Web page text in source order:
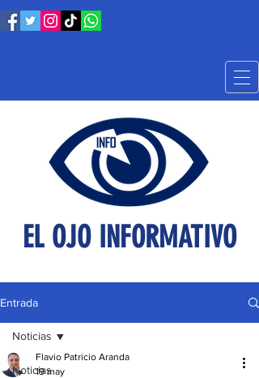
EL OJO INFORMATIVO
Entrada
Noticias
Noticias
Flavio Patricio Aranda
19 may